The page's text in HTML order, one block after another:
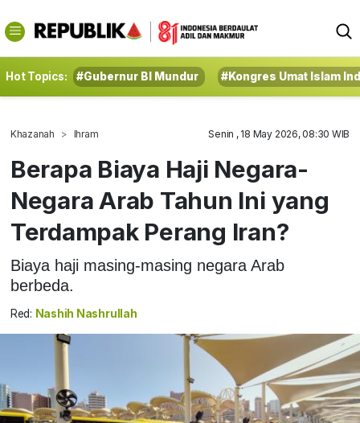
Hot Topics: #Gubernur BI Mundur #Kongres Umat Islam
Khazanah Ihram Senin , 18 May 2026, 08:30 WIB
Berapa Biaya Haji Negara-
Negara Arab Tahun Ini yang
Terdampak Perang Iran?
Biaya haji masing-masing negara Arab
berbeda.
Red: Nashih Nashrullah